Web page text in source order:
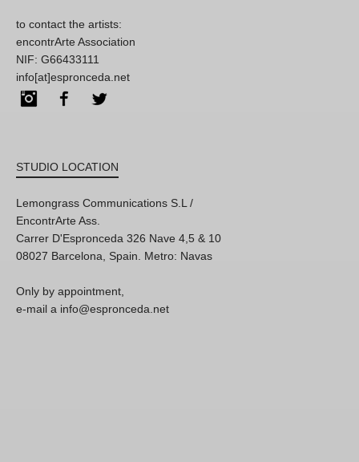
to contact the artists:
encontrArte Association
NIF: G66433111
info[at]espronceda.net
InstagramFacebook
STUDIO LOCATION
Lemongrass Communications S.L /
EncontrArte Ass.
Carrer D'Espronceda 326 Nave 4,5 & 10
08027 Barcelona, Spain. Metro: Navas
Only by appointment,
e-mail a info@espronceda.net